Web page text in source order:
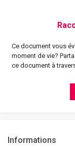
Informations
Ce document vous
moment de vie?
ce document à